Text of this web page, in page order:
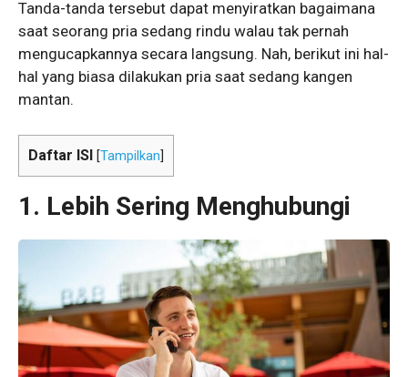
Tanda-tanda tersebut dapat menyiratkan bagaimana
saat seorang pria sedang rindu walau tak pernah
mengucapkannya secara langsung. Nah, berikut ini hal-
hal yang biasa dilakukan pria saat sedang kangen
mantan.
Daftar ISI [Tampilkan
1. Lebih Sering Menghubungi